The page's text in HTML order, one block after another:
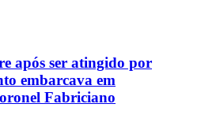
após ser atingido por
embarcava em
Fabriciano